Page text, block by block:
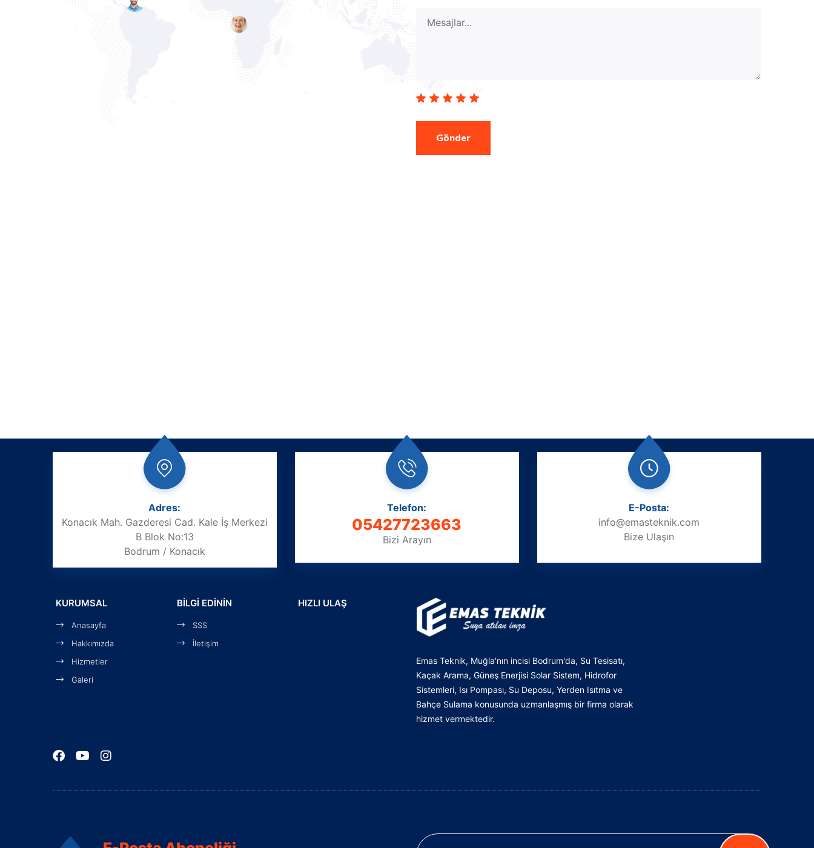
Gönder
Adres:
Konacık Mah. Gazderesi Cad. Kale İş Merkezi
B Blok No:13
Bodrum / Konacık
Telefon:
05427723663
Bizi Arayın
E-Posta:
info@emasteknik.com
Bize Ulaşın
KURUMSAL
Anasayfa
Hakkımızda
Hizmetler
Galeri
BİLGİ EDİNİN
SSS
İletişim
HIZLI ULAŞ
Emas Teknik, Muğla'nın incisi Bodrum'da, Su Tesisatı,
Kaçak Arama, Güneş Enerjisi Solar Sistem, Hidrofor
Sistemleri, Isı Pompası, Su Deposu, Yerden Isıtma ve
Bahçe Sulama konusunda uzmanlaşmış bir firma olarak
hizmet vermektedir.